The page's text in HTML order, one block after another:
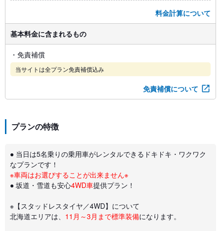
料金計算について
基本料金に含まれるもの
・免責補償
当サイトは全プラン免責補償込み
免責補償について
プランの特徴
● 当日は5名乗りの乗用車がレンタルできるドキドキ・ワクワク
なプランです！
※車両はお選びすることが出来ません※
● 坂道・雪道も安心4WD車提供プラン！
※【スタッドレスタイヤ／4WD】について
北海道エリアは、 11月～3月まで標準装備になります。